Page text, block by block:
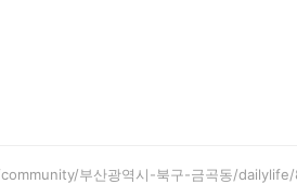
부산광역시-북구-금곡동/